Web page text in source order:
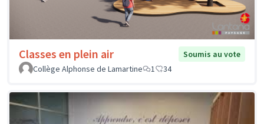
Classes en plein air
Soumis au vote
Collège Alphonse de Lamartine
1 34